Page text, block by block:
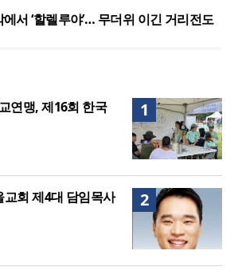
서 ‘할렐루야’… 무더위 이긴 거리전도
죄의 종에서 의의 종으로
둘째 날 집회 “상황 뛰어넘는 믿음”
1
연맹, 제16회 한국
2
회 제4대 담임목사